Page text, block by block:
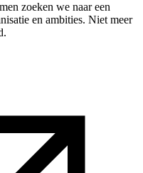
zoeken we naar een
en ambities. Niet meer